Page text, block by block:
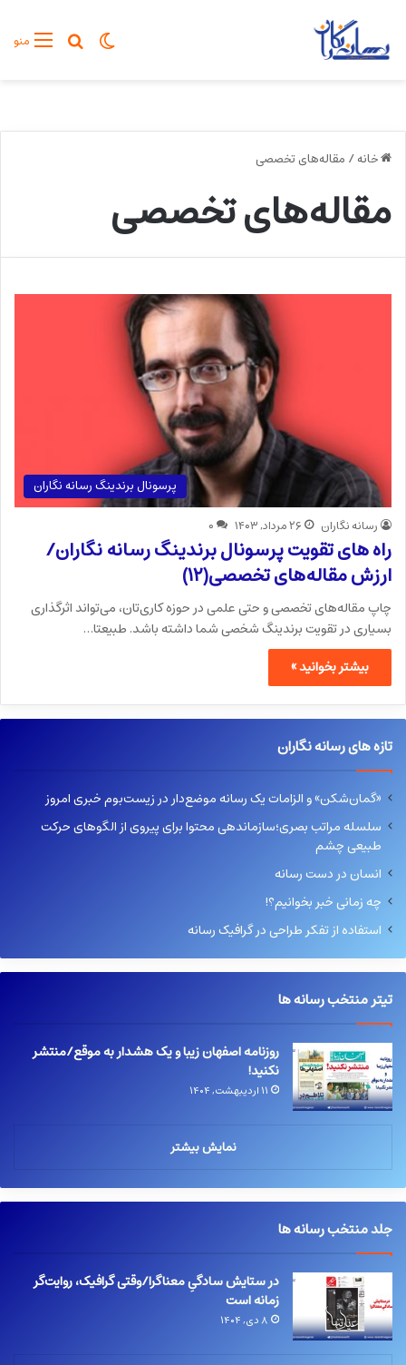
منوجستجو
تغییر پوسته
خانه/ مقاله‌های تخصصی
مقاله‌های تخصصی
پرسونال برندینگ رسانه نگاران
رسانه نگاران ۲۶ مرداد, ۱۴۰۳ ۰
راه های تقویت پرسونال برندینگ رسانه نگاران/
ارزش مقاله‌های تخصصی(۱۲)
چاپ مقاله‌های تخصصی و حتی علمی در حوزه کاری‌تان، می‌تواند اثرگذاری
بسیاری در تقویت برندینگ شخصی شما داشته باشد. طبیعتا…
بیشتر بخوانید »
تازه های رسانه نگاران
«گمان‌شکن» و الزامات یک رسانه موضع‌دار در زیست‌بوم خبری امروز
سلسله مراتب بصری؛سازماندهی محتوا برای پیروی از الگوهای حرکت
طبیعی چشم
انسان در دست رسانه
چه زمانی خبر بخوانیم؟!
استفاده از تفکر طراحی در گرافیک رسانه
تیتر منتخب رسانه ها
روزنامه اصفهان زیبا و یک هشدار به موقع/منتشر
نکنید!
۱۱ اردیبهشت, ۱۴۰۴
نمایش بیشتر
جلد منتخب رسانه ها
در ستایش سادگیِ معناگرا/وقتی گرافیک، روایت‌گر
زمانه است
۸ دی, ۱۴۰۴